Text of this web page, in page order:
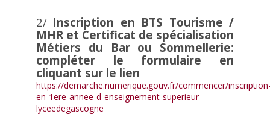
Communication)
Le CDI
Fonctionnement du CDI et recherche de document
On parle des lycéens dans les médias
2/ Inscription en BTS Tourisme /
MHR et Certificat de spécialisation
Métiers du Bar ou Sommellerie:
compléter le formulaire en
cliquant sur le lien
https://demarche.numerique.gouv.fr/commencer/
en-1ere-annee-d-enseignement-superieur-
lyceedegascogne